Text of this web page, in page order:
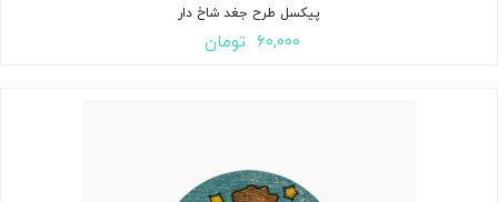
پیکسل طرح جغد شاخ دار
۶۰,۰۰۰ تومان